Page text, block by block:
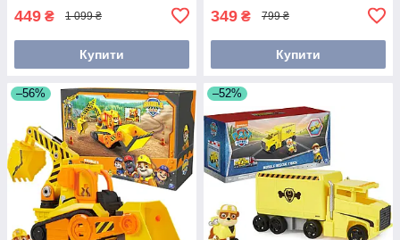
449 ₴ 1 099 ₴
Купити
349 ₴ 799 ₴
Купити
–56% –52%